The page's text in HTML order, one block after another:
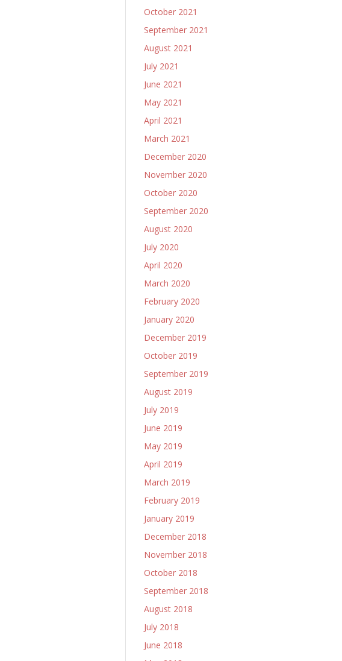
October 2021
September 2021
August 2021
July 2021
June 2021
May 2021
April 2021
March 2021
December 2020
November 2020
October 2020
September 2020
August 2020
July 2020
April 2020
March 2020
February 2020
January 2020
December 2019
October 2019
September 2019
August 2019
July 2019
June 2019
May 2019
April 2019
March 2019
February 2019
January 2019
December 2018
November 2018
October 2018
September 2018
August 2018
July 2018
June 2018